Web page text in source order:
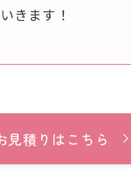
きます！
見積りはこちら